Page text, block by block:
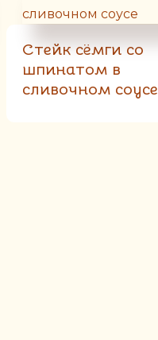
Стейк сёмги со
шпинатом в
сливочном соусе